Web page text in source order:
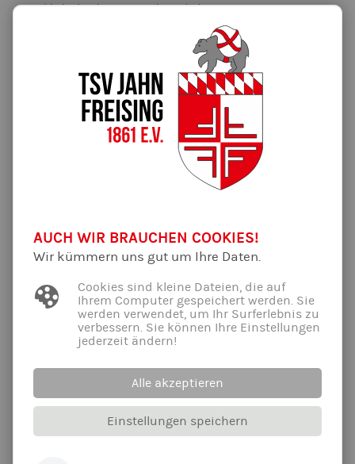
Im Anschluss daran wurden die Wahlen durchgeführt. Unter
der Aufsicht von Wahlleiter Walter Flad (Danke für die
Unterstützung) hatte die derzeitige Abteilungsleitung,
bestehend aus Michaela Ruis (1. Abteilungsleiterin), Julia
Grabenweger (stellv. Abteilungsleiterin) und Michael Buhl
(stellv. Abteilungsleiter), jedoch keine Gegenkandidaten,
sodass alle drei in ihrem Amt bestätigt wurden.
An dieser Stelle möchten wir uns herzlich für eure Teilnahme
und das entgegengebrachte Vertrauen bedanken. Wir freuen
AUCH WIR BRAUCHEN COOKIES!
Wir kümmern uns gut um Ihre Daten.
Cookies sind kleine Dateien, die auf
Ihrem Computer gespeichert werden. Sie
werden verwendet, um Ihr Surferlebnis zu
verbessern. Sie können Ihre Einstellungen
jederzeit ändern!
Alle akzeptieren
Einstellungen speichern